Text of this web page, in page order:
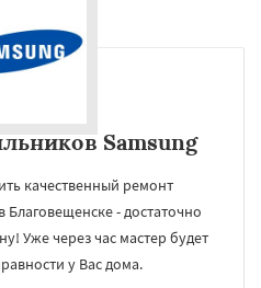
Samsung
качественный ремонт
- достаточно
Уже через час мастер будет
у Вас дома.